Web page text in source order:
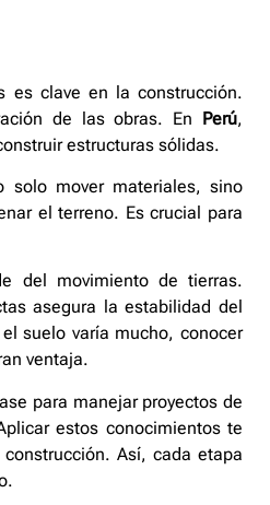
es clave en la construcción.
de las obras. En Perú,
estructuras sólidas.
solo mover materiales, sino
el terreno. Es crucial para
del movimiento de tierras.
asegura la estabilidad del
suelo varía mucho, conocer
ventaja.
para manejar proyectos de
estos conocimientos te
Así, cada etapa